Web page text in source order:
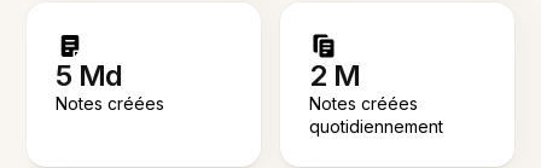
5 Md
Notes créées
2 M
Notes créées
quotidiennement